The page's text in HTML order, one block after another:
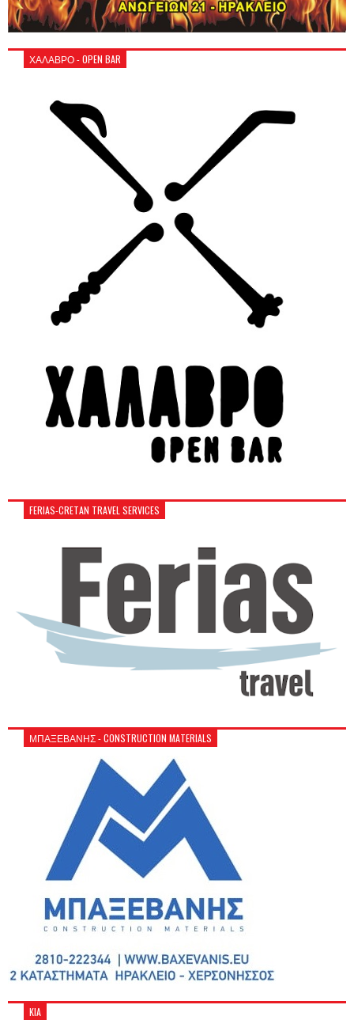
ΧΑΛΑΒΡΟ - OPEN BAR
FERIAS-CRETAN TRAVEL SERVICES
ΜΠΑΞΕΒΑΝΗΣ - CONSTRUCTION MATERIALS
KIA